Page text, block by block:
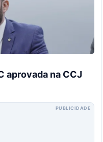
aprovada na CCJ
PUBLICIDADE